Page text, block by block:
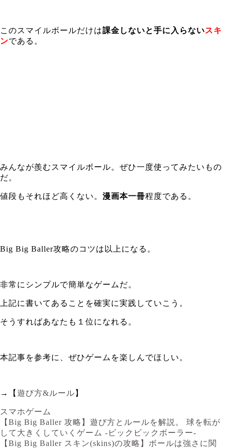
このスマイルボールだけは課金しないと手に入らないスキ
ンである。
みんなが羨むスマイルボール。ぜひ一度使ってみたいもの
だ。
値段もそれほど高くない。 漫画本一冊程度である。
Big Big Baller攻略のコツは以上になる。
非常にシンプルで簡単なゲームだ。
上記に書いてあることを確実に実践していこう。
そうすればあなたも１位になれる。
本記事を参考に、ぜひゲームを楽しんでほしい。
→【 遊び方&ルール 】
スマホゲーム
【Big Big Baller 攻略】遊び方とルールを解説。 球を転が
して大きくしていくゲーム -ビックビックボーラー-
【Big Big Baller スキン(skins)の攻略】ボールは強さに関